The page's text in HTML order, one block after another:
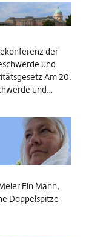
der
und
Am 20.
und…
Ein Mann,
Doppelspitze